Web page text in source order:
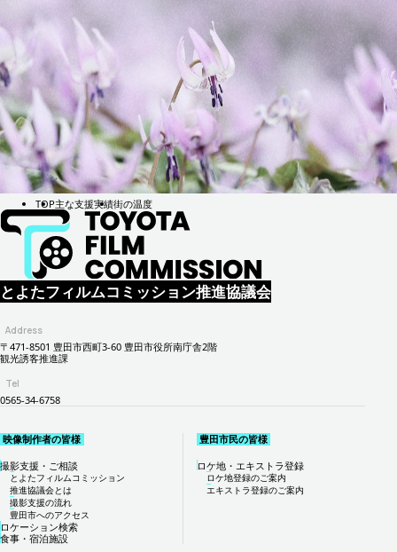
TOP主な支援実績街の温度
とよたフィルムコミッション推進協議会
Address
〒471-8501 豊田市西町3-60 豊田市役所南庁舎2階
観光誘客推進課
Tel
0565-34-6758
映像制作者の皆様
撮影支援・ご相談
とよたフィルムコミッション
推進協議会とは
撮影支援の流れ
豊田市へのアクセス
ロケーション検索
食事・宿泊施設
豊田市民の皆様
ロケ地・エキストラ登録
ロケ地登録のご案内
エキストラ登録のご案内